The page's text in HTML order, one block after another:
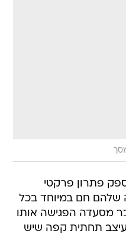
פתרון פרקטי
שלהם חם במיוחד בכל
מסעדה הפגישה אותו
תחתית קפה שיש